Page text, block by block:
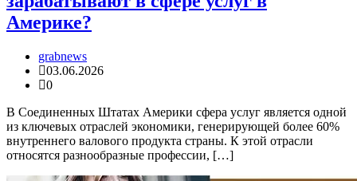
Америке?
grabnews
03.06.2026
0
В Соединенных Штатах Америки сфера услуг является одной
из ключевых отраслей экономики, генерирующей более 60%
внутреннего валового продукта страны. К этой отрасли
относятся разнообразные профессии, […]